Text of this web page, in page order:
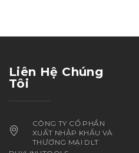
Liên Hệ Chúng
Tôi
CÔNG TY CỔ PHẦN
XUẤT NHẬP KHẨU VÀ
THƯƠNG MẠI DLT